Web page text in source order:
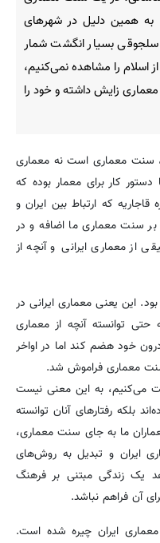
به همین دلیل در شهرهای
سلجوقی بسیار انگشت شمار
اسلام را مشاهده نمی‌کنیم،
زایش داشته و خود را
سنت معماری است نه معماری
کار برای معمار بوده که
که ارتباط بین ایران و
بر سنت معماری ما اضافه و در
از معماری ایرانی و آنچه از
این یعنی معماری ایرانی در
توانسته آنچه از معماری
خود هضم کند اما در اواخر
سنت معماری فراموش شد.
می‌کنیم، به این معنی نیست
بلکه رفتارهای آنان توانسته
ما به جای سنت معماری،
ایران و تبدیل به روش‌های
یک زندگی مبتنی بر فرهنگ
آن فراهم نباشد.
ایران چیره شده است.